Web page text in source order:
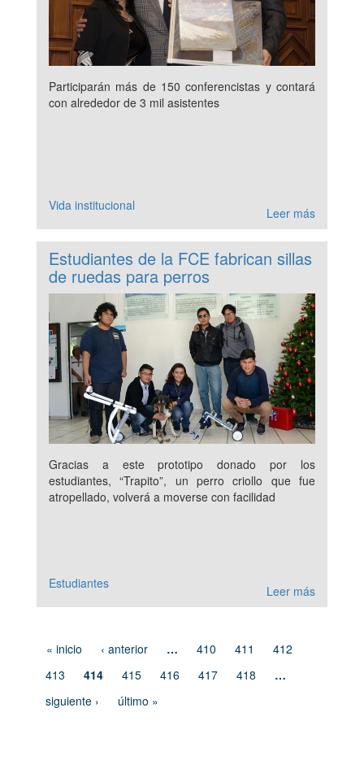
Participarán más de 150 conferencistas y contará
con alrededor de 3 mil asistentes
Vida institucional Leer más
Estudiantes de la FCE fabrican sillas
de ruedas para perros
Gracias a este prototipo donado por los
estudiantes, “Trapito”, un perro criollo que fue
atropellado, volverá a moverse con facilidad
Estudiantes Leer más
« inicio ‹ anterior … 410 411
412
413
414 415 416 417 418
…
siguiente ›
último »